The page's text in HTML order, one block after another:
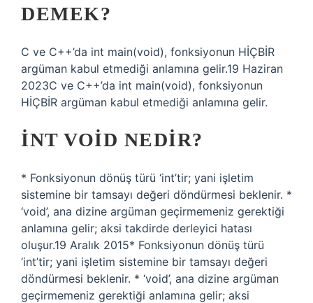
DEMEK?
C ve C++’da int main(void), fonksiyonun HİÇBİR
argüman kabul etmediği anlamına gelir.19 Haziran
2023C ve C++’da int main(void), fonksiyonun
HİÇBİR argüman kabul etmediği anlamına gelir.
İNT VOID NEDIR?
* Fonksiyonun dönüş türü ‘int’tir; yani işletim
sistemine bir tamsayı değeri döndürmesi beklenir. *
‘void’, ana dizine argüman geçirmemeniz gerektiği
anlamına gelir; aksi takdirde derleyici hatası
oluşur.19 Aralık 2015* Fonksiyonun dönüş türü
‘int’tir; yani işletim sistemine bir tamsayı değeri
döndürmesi beklenir. * ‘void’, ana dizine argüman
geçirmemeniz gerektiği anlamına gelir; aksi